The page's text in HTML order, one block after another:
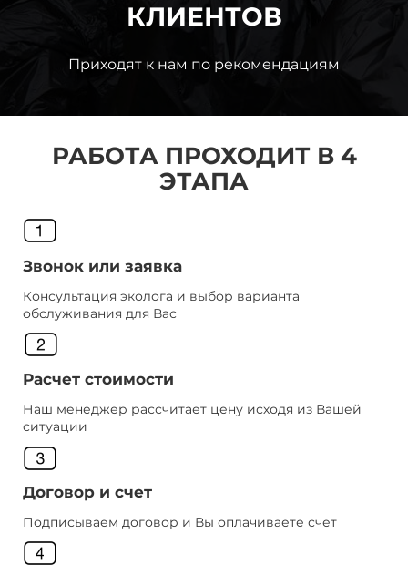
КЛИЕНТОВ
Приходят к нам по рекомендациям
РАБОТА ПРОХОДИТ В 4
ЭТАПА
Звонок или заявка
Консультация эколога и выбор варианта
обслуживания для Вас
Расчет стоимости
Наш менеджер рассчитает цену исходя из Вашей
ситуации
Договор и счет
Подписываем договор и Вы оплачиваете счет